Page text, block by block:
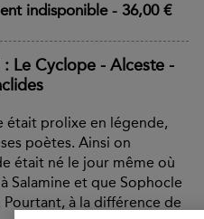
indisponible- 36,00 €
: Le Cyclope - Alceste -
était prolixe en légende,
poètes. Ainsi on
était né le jour même où
Salamine et que Sophocle
à la différence de